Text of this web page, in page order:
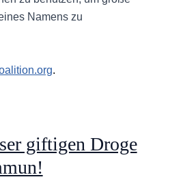
Namens zu
.
giftigen Droge